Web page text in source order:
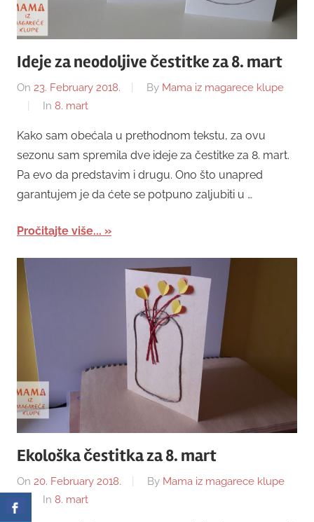
Ideje za neodoljive čestitke za 8. mart
On 23. February 2018. By Mama iz magarece klupe
In 8. mart
Kako sam obećala u prethodnom tekstu, za ovu
sezonu sam spremila dve ideje za čestitke za 8. mart.
Pa evo da predstavim i drugu. Ono što unapred
garantujem je da ćete se potpuno zaljubiti u …
Pročitajte više...
Ekološka čestitka za 8. mart
On 20. February 2018. By Mama iz magarece klupe
In 8. mart